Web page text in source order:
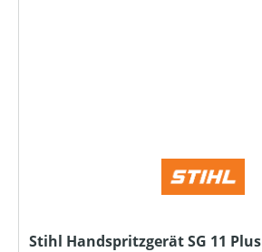
Stihl Handspritzgerät SG 11 Plus